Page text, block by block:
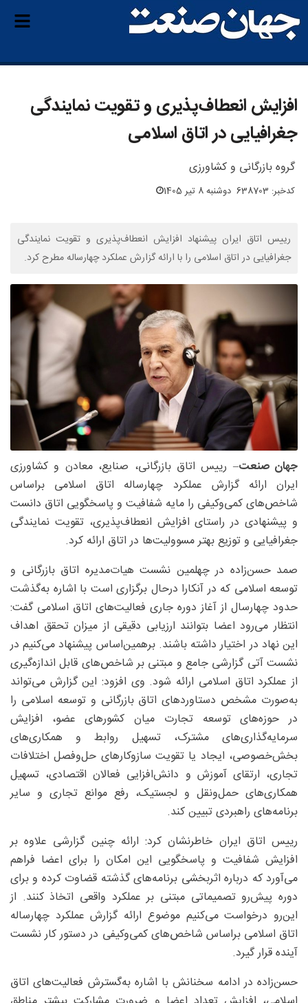
افزایش انعطاف‌پذیری و تقویت نمایندگی
جغرافیایی در اتاق اسلامی
گروه بازرگانی و کشاورزی
کدخبر: 638703 دوشنبه 8 تیر 1405
رییس اتاق ایران پیشنهاد افزایش انعطاف‌پذیری و تقویت نمایندگی
جغرافیایی در اتاق اسلامی را با ارائه گزارش عملکرد چهارساله مطرح کرد.
جهان صنعت– رییس اتاق بازرگانی، صنایع، معادن و کشاورزی
ایران ارائه گزارش عملکرد چهارساله اتاق اسلامی براساس
شاخص‌های کمی‌وکیفی را مایه شفافیت و پاسخگویی اتاق دانست
و پیشنهادی در راستای افزایش انعطاف‌پذیری، تقویت نمایندگی
جغرافیایی و توزیع بهتر مسوولیت‌ها در اتاق ارائه کرد.
صمد حسن‌زاده در چهلمین نشست هیات‌مدیره اتاق بازرگانی و
توسعه اسلامی که در آنکارا درحال برگزاری است با اشاره به‌گذشت
حدود چهارسال از آغاز دوره جاری فعالیت‌های اتاق اسلامی گفت:
انتظار می‌رود اعضا بتوانند ارزیابی دقیقی از میزان تحقق اهداف
این نهاد در اختیار داشته باشند. برهمین‌اساس پیشنهاد می‌کنیم در
نشست آتی گزارشی جامع و مبتنی بر شاخص‌های قابل اندازه‌گیری
از عملکرد اتاق اسلامی ارائه شود. وی افزود: این گزارش می‌تواند
به‌صورت مشخص دستاوردهای اتاق بازرگانی و توسعه اسلامی را
در حوزه‌های توسعه تجارت میان کشورهای عضو، افزایش
سرمایه‌گذاری‌های مشترک، تسهیل روابط و همکاری‌های
بخش‌خصوصی، ایجاد یا تقویت سازوکارهای حل‌وفصل اختلافات
تجاری، ارتقای آموزش و دانش‌افزایی فعالان اقتصادی، تسهیل
همکاری‌های حمل‌ونقل و لجستیک، رفع موانع تجاری و سایر
برنامه‌های راهبردی تبیین کند.
رییس اتاق ایران خاطرنشان کرد: ارائه چنین گزارشی علاوه بر
افزایش شفافیت و پاسخگویی این امکان را برای اعضا فراهم
می‌آورد که درباره اثربخشی برنامه‌های گذشته قضاوت کرده و برای
دوره پیش‌رو تصمیماتی مبتنی بر عملکرد واقعی اتخاذ کنند. از
این‌رو درخواست می‌کنیم موضوع ارائه گزارش عملکرد چهارساله
اتاق اسلامی براساس شاخص‌های کمی‌وکیفی در دستور کار نشست
آینده قرار گیرد.
حسن‌زاده در ادامه سخنانش با اشاره به‌گسترش فعالیت‌های اتاق